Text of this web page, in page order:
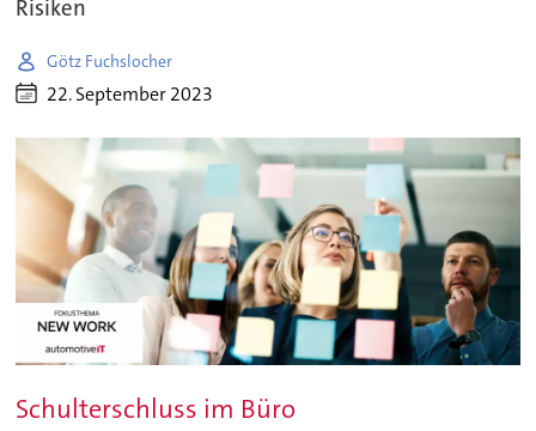
Risiken
Götz Fuchslocher
22. September 2023
Schulterschluss im Büro